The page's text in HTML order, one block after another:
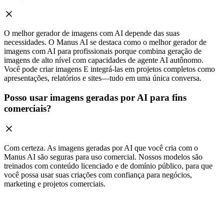
O melhor gerador de imagens com AI depende das suas
necessidades. O Manus AI se destaca como o melhor gerador de
imagens com AI para profissionais porque combina geração de
imagens de alto nível com capacidades de agente AI autônomo.
Você pode criar imagens E integrá-las em projetos completos como
apresentações, relatórios e sites—tudo em uma única conversa.
Posso usar imagens geradas por AI para fins
comerciais?
Com certeza. As imagens geradas por AI que você cria com o
Manus AI são seguras para uso comercial. Nossos modelos são
treinados com conteúdo licenciado e de domínio público, para que
você possa usar suas criações com confiança para negócios,
marketing e projetos comerciais.